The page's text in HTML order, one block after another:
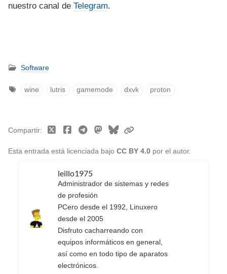
nuestro canal de Telegram.
Software
wine lutris gamemode dxvk proton
Esta entrada está licenciada bajo CC BY 4.0 por el autor.
Compartir
leillo1975
Administrador de sistemas y redes
de profesión
PCero desde el 1992, Linuxero
desde el 2005
Disfruto cacharreando con
equipos informáticos en general,
así como en todo tipo de aparatos
electrónicos.